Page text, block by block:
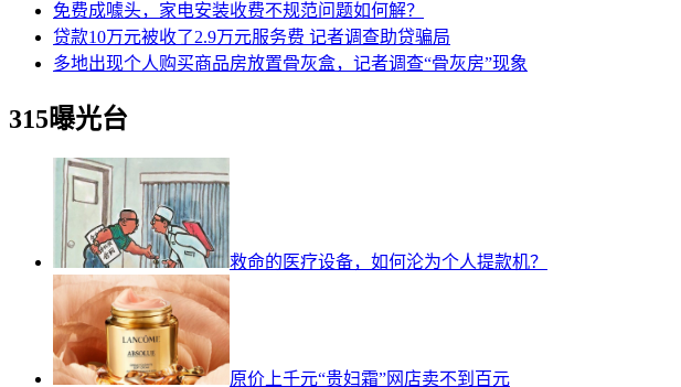
免费成噱头，家电安装收费不规范问题如何解？
贷款10万元被收了2.9万元服务费 记者调查助贷骗局
多地出现个人购买商品房放置骨灰盒，记者调查“骨灰房”现象
315曝光台
救命的医疗设备，如何沦为个人提款机？
原价上千元“贵妇霜”网店卖不到百元